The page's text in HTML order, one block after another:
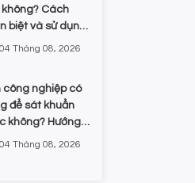
Cách
biệt và sử dụng
cho doanh
04 Tháng 08, 2026
công nghiệp có
để sát khuẩn
không? Hướng
nồng độ và
04 Tháng 08, 2026